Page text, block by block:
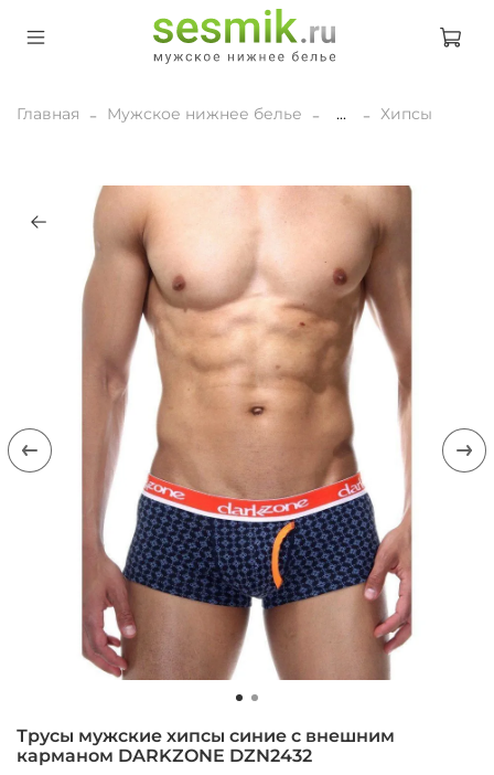
Главная Мужское нижнее белье ... Хипсы
Трусы мужские хипсы синие с внешним
карманом DARKZONE DZN2432